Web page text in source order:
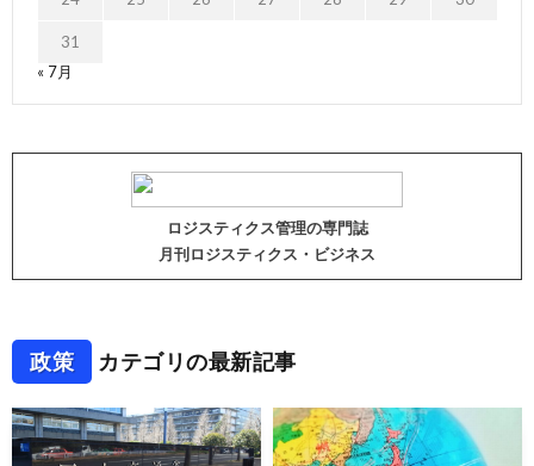
31
« 7月
ロジスティクス管理の専門誌
月刊ロジスティクス・ビジネス
政策 カテゴリの最新記事